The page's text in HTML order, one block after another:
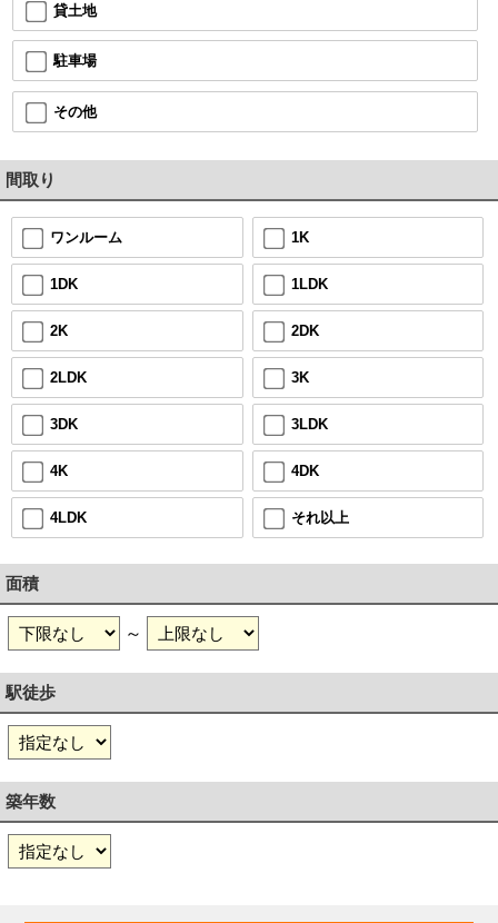
貸土地
駐車場
その他
間取り
ワンルーム 1K
1DK 1LDK
2K 2DK
2LDK 3K
3DK 3LDK
4K 4DK
4LDK それ以上
面積
～
駅徒歩
築年数